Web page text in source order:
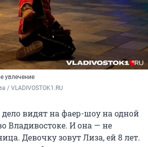
увлечение
/ VLADIVOSTOK1.RU
дело видят на фаер-шоу на одной
Владивостоке. И она — не
Девочку зовут Лиза, ей 8 лет.